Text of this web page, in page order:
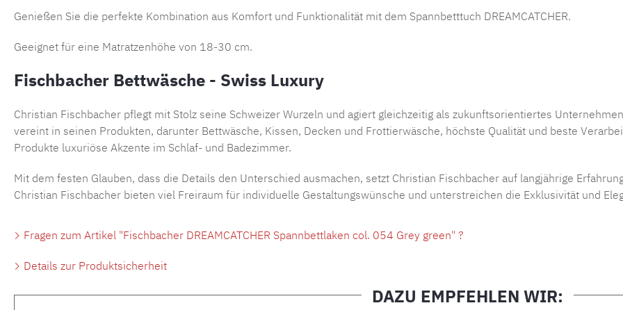
Genießen Sie die perfekte Kombination aus Komfort und Funktionalität mit dem Spannbetttuch DREAMCATCHER.
Geeignet für eine Matratzenhöhe von 18-30 cm.
Fischbacher Bettwäsche - Swiss Luxury
Christian Fischbacher pflegt mit Stolz seine Schweizer Wurzeln und agiert gleichzeitig als zukunftsorientiertes
vereint in seinen Produkten, darunter Bettwäsche, Kissen, Decken und Frottierwäsche, höchste Qualität und beste
Produkte luxuriöse Akzente im Schlaf- und Badezimmer.
Mit dem festen Glauben, dass die Details den Unterschied ausmachen, setzt Christian Fischbacher auf langjährige
Christian Fischbacher bieten viel Freiraum für individuelle Gestaltungswünsche und unterstreichen die Exklusivität und
Fragen zum Artikel "Fischbacher DREAMCATCHER Spannbettlaken col. 054 Grey green" ?
Details zur Produktsicherheit
DAZU EMPFEHLEN WIR: